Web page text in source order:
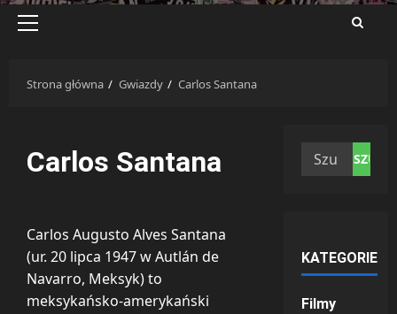
Menu
Strona główna Gwiazdy Carlos Santana
Carlos Santana
Carlos Augusto Alves Santana
(ur. 20 lipca 1947 w Autlán de
Navarro, Meksyk) to
meksykańsko-amerykański
Szukaj:
KATEGORIE
Filmy